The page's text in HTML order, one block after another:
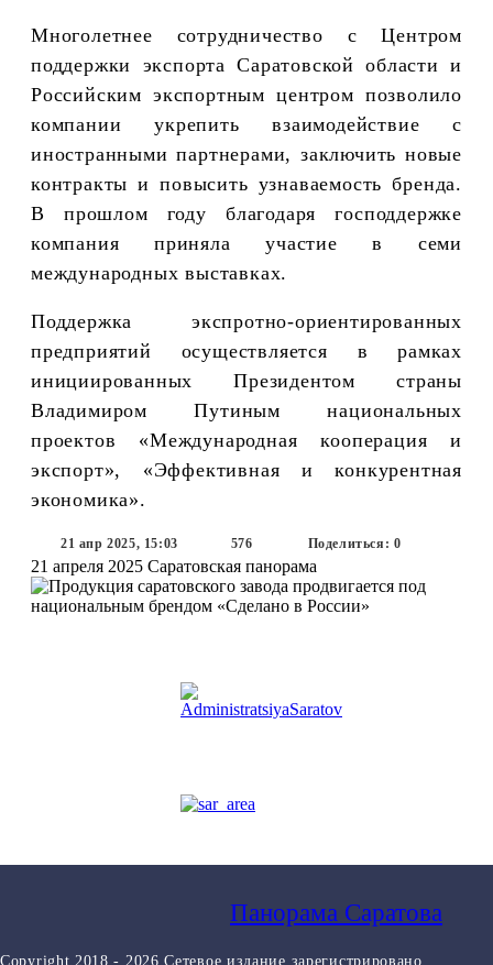
Многолетнее сотрудничество с Центром
поддержки экспорта Саратовской области и
Российским экспортным центром позволило
компании укрепить взаимодействие с
иностранными партнерами, заключить новые
контракты и повысить узнаваемость бренда.
В прошлом году благодаря господдержке
компания приняла участие в семи
международных выставках.
Поддержка экспротно-ориентированных
предприятий осуществляется в рамках
инициированных Президентом страны
Владимиром Путиным национальных
проектов «Международная кооперация и
экспорт», «Эффективная и конкурентная
экономика».
21 апр 2025, 15:03 576 Поделиться: 0
21 апреля 2025 Саратовская панорама
Панорама Саратова
Copyright.2018 - 2026.Сетевое издание зарегистрировано